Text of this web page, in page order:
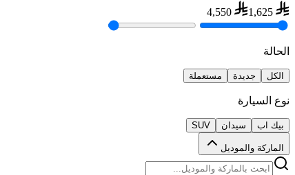
1,625
4,550
الحالة
الكل جديدة مستعملة
نوع السيارة
بيك اب سيدان SUV
الماركة والموديل